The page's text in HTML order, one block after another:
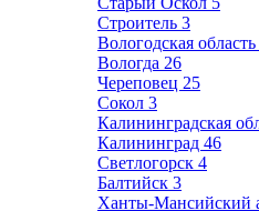
Строитель 3
Вологодская область
Вологда 26
Череповец 25
Сокол 3
Калининградская
Калининград 46
Светлогорск 4
Балтийск 3
Ханты-Мансийский